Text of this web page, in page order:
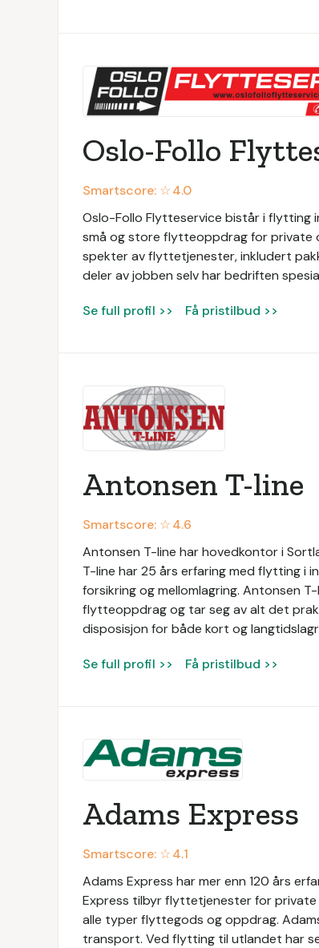
Oslo-Follo
Smartscore: ☆4.0
Oslo-Follo Flytteservice bistår i flytting
små og store flytteoppdrag for private
spekter av flyttetjenester, inkludert
deler av jobben selv har bedriften
Se full profil >> Få pristilbud >>
Antonsen T-line
Smartscore: ☆4.6
Antonsen T-line har hovedkontor i
T-line har 25 års erfaring med flytting i
forsikring og mellomlagring. Antonsen
flytteoppdrag og tar seg av alt det
disposisjon for både kort og
Se full profil >> Få pristilbud >>
Adams Express
Smartscore: ☆4.1
Adams Express har mer enn 120 års
Express tilbyr flyttetjenester for
alle typer flyttegods og oppdrag.
transport. Ved flytting til utlandet har